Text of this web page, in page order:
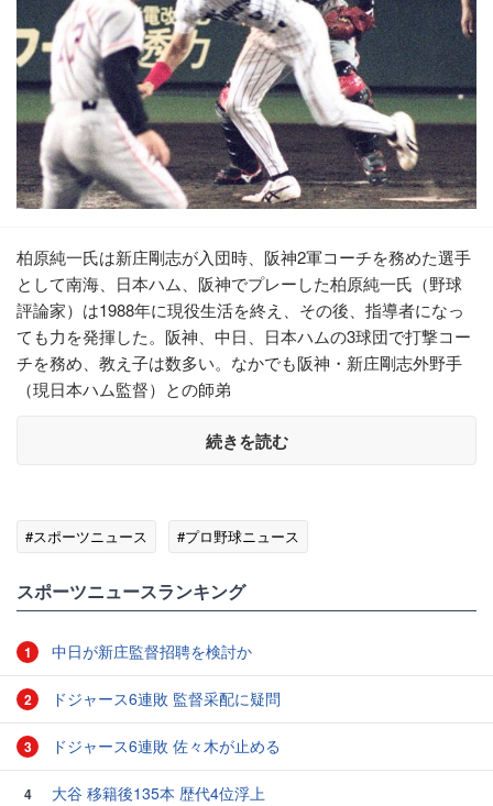
柏原純一氏は新庄剛志が入団時、阪神2軍コーチを務めた選手
として南海、日本ハム、阪神でプレーした柏原純一氏（野球
評論家）は1988年に現役生活を終え、その後、指導者になっ
ても力を発揮した。阪神、中日、日本ハムの3球団で打撃コー
チを務め、教え子は数多い。なかでも阪神・新庄剛志外野手
（現日本ハム監督）との師弟
続きを読む
#スポーツニュース #プロ野球ニュース
スポーツニュースランキング
1 中日が新庄監督招聘を検討か
2 ドジャース6連敗 監督采配に疑問
3 ドジャース6連敗 佐々木が止める
4 大谷 移籍後135本 歴代4位浮上